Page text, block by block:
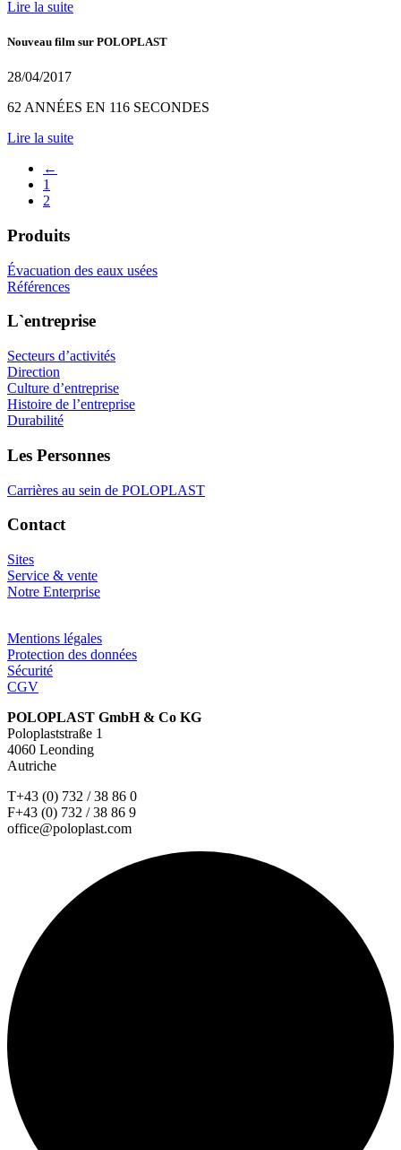
Lire la suite
Nouveau film sur POLOPLAST
28/04/2017
62 ANNÉES EN 116 SECONDES
Lire la suite
←
1
2
Produits
Évacuation des eaux usées
Références
L`entreprise
Secteurs d’activités
Direction
Culture d’entreprise
Histoire de l’entreprise
Durabilité
Les Personnes
Carrières au sein de POLOPLAST
Contact
Sites
Service & vente
Notre Enterprise
Mentions légales
Protection des données
Sécurité
CGV
POLOPLAST GmbH & Co KG
Poloplaststraße 1
4060 Leonding
Autriche
T+43 (0) 732 / 38 86 0
F+43 (0) 732 / 38 86 9
office@poloplast.com